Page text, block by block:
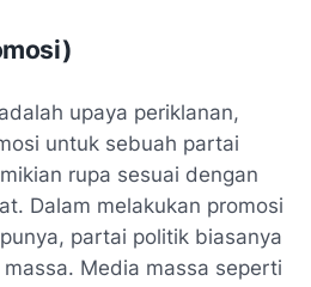
upaya periklanan,
untuk sebuah partai
rupa sesuai dengan
Dalam melakukan promosi
partai politik biasanya
Media massa seperti